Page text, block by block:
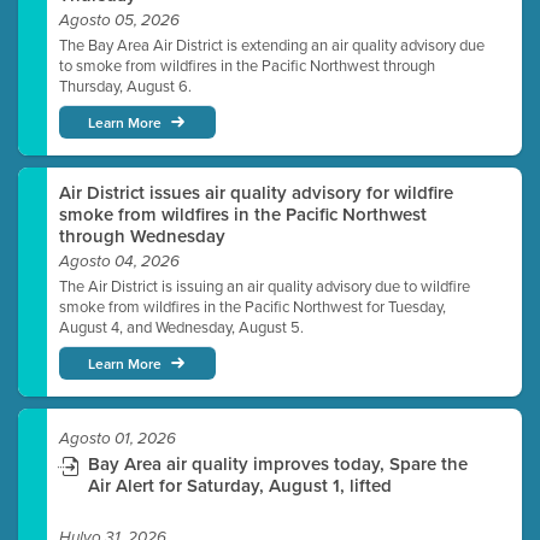
Agosto 05, 2026
The Bay Area Air District is extending an air quality advisory due
to smoke from wildfires in the Pacific Northwest through
Thursday, August 6.
Learn More
Air District issues air quality advisory for wildfire
smoke from wildfires in the Pacific Northwest
through Wednesday
Agosto 04, 2026
The Air District is issuing an air quality advisory due to wildfire
smoke from wildfires in the Pacific Northwest for Tuesday,
August 4, and Wednesday, August 5.
Learn More
Agosto 01, 2026
Bay Area air quality improves today, Spare the
Air Alert for Saturday, August 1, lifted